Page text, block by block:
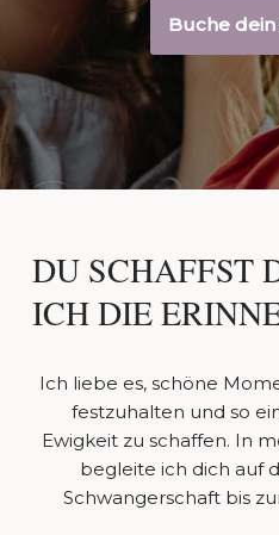
Buche dein
DU SCHAFFST
ICH DIE
Ich liebe es, schöne
festzuhalten und so
Ewigkeit zu schaffen. In
begleite ich dich auf
Schwangerschaft bis